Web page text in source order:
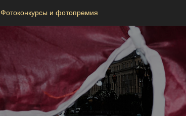
Фотоконкурсы и фотопремия